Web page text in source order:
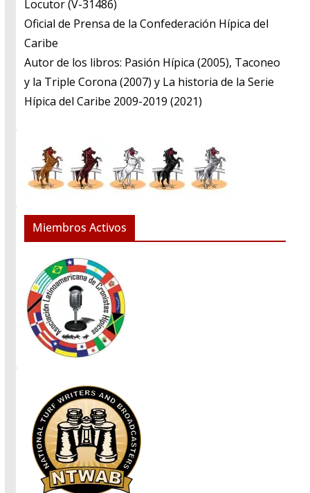
​Locutor (V-31486)
​Oficial de Prensa de la Confederación Hípica del
Caribe
​Autor de los libros: Pasión Hípica (2005), Taconeo
y la Triple Corona (2007) y La historia de la Serie
Hípica del Caribe 2009-2019 (2021)
Miembros Activos